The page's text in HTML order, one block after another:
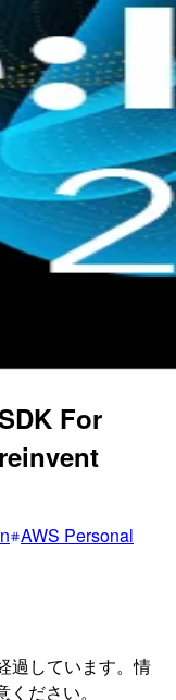
For
AWS Personal
過しています。情
ださい。